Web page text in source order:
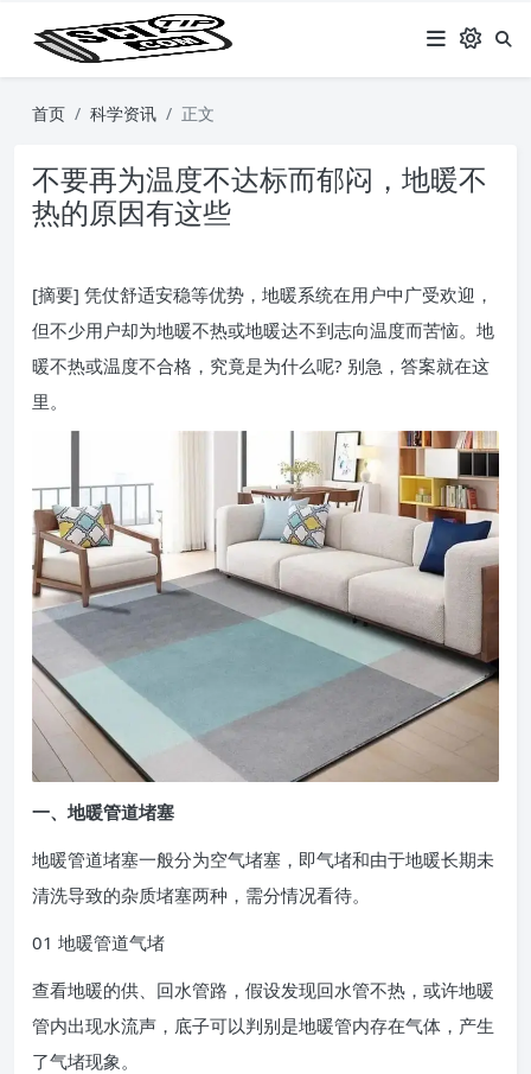
首页 科学资讯 正文
不要再为温度不达标而郁闷，地暖不
热的原因有这些
[摘要] 凭仗舒适安稳等优势，地暖系统在用户中广受欢迎，
但不少用户却为地暖不热或地暖达不到志向温度而苦恼。地
暖不热或温度不合格，究竟是为什么呢? 别急，答案就在这
里。
一、地暖管道堵塞
地暖管道堵塞一般分为空气堵塞，即气堵和由于地暖长期未
清洗导致的杂质堵塞两种，需分情况看待。
01 地暖管道气堵
查看地暖的供、回水管路，假设发现回水管不热，或许地暖
管内出现水流声，底子可以判别是地暖管内存在气体，产生
了气堵现象。